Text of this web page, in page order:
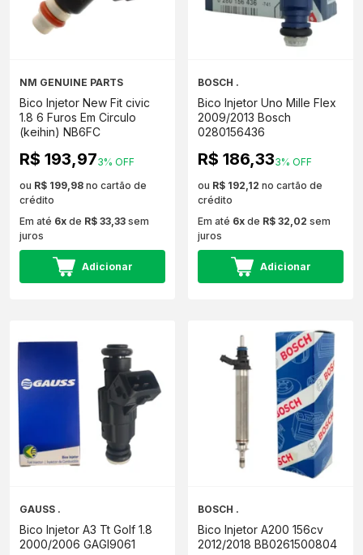
NM GENUINE PARTS
Bico Injetor New Fit civic
1.8 6 Furos Em Circulo
(keihin) NB6FC
R$ 193,973% OFF
ou R$ 199,98 no cartão de
crédito
Em até 6x de R$ 33,33 sem
juros
Adicionar
BOSCH .
Bico Injetor Uno Mille Flex
2009/2013 Bosch
0280156436
R$ 186,333% OFF
ou R$ 192,12 no cartão de
crédito
Em até 6x de R$ 32,02 sem
juros
Adicionar
GAUSS .
Bico Injetor A3 Tt Golf 1.8
2000/2006 GAGI9061
BOSCH .
Bico Injetor A200 156cv
2012/2018 BB0261500804